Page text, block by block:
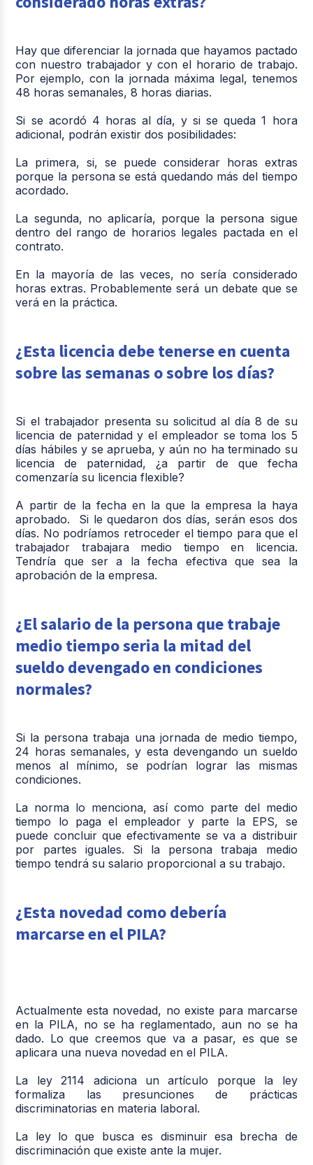
Hay que diferenciar la jornada que hayamos pactado
con nuestro trabajador y con el horario de trabajo.
Por ejemplo, con la jornada máxima legal, tenemos
48 horas semanales, 8 horas diarias.
Si se acordó 4 horas al día, y si se queda 1 hora
adicional, podrán existir dos posibilidades:
La primera, si, se puede considerar horas extras
porque la persona se está quedando más del tiempo
acordado.
La segunda, no aplicaría, porque la persona sigue
dentro del rango de horarios legales pactada en el
contrato.
En la mayoría de las veces, no sería considerado
horas extras. Probablemente será un debate que se
verá en la práctica.
¿Esta licencia debe tenerse en cuenta
sobre las semanas o sobre los días?
Si el trabajador presenta su solicitud al día 8 de su
licencia de paternidad y el empleador se toma los 5
días hábiles y se aprueba, y aún no ha terminado su
licencia de paternidad, ¿a partir de que fecha
comenzaría su licencia flexible?
A partir de la fecha en la que la empresa la haya
aprobado. Si le quedaron dos días, serán esos dos
días. No podríamos retroceder el tiempo para que el
trabajador trabajara medio tiempo en licencia.
Tendría que ser a la fecha efectiva que sea la
aprobación de la empresa.
¿El salario de la persona que trabaje
medio tiempo seria la mitad del
sueldo devengado en condiciones
normales?
Si la persona trabaja una jornada de medio tiempo,
24 horas semanales, y esta devengando un sueldo
menos al mínimo, se podrían lograr las mismas
condiciones.
La norma lo menciona, así como parte del medio
tiempo lo paga el empleador y parte la EPS, se
puede concluir que efectivamente se va a distribuir
por partes iguales. Si la persona trabaja medio
tiempo tendrá su salario proporcional a su trabajo.
¿Esta novedad como debería
marcarse en el PILA?
Actualmente esta novedad, no existe para marcarse
en la PILA, no se ha reglamentado, aun no se ha
dado. Lo que creemos que va a pasar, es que se
aplicara una nueva novedad en el PILA.
La ley 2114 adiciona un artículo porque la ley
formaliza las presunciones de prácticas
discriminatorias en materia laboral.
La ley lo que busca es disminuir esa brecha de
discriminación que existe ante la mujer.